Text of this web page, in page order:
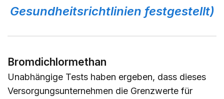
Gesundheitsrichtlinien festgestellt)
Bromdichlormethan
Unabhängige Tests haben ergeben, dass dieses
Versorgungsunternehmen die Grenzwerte für